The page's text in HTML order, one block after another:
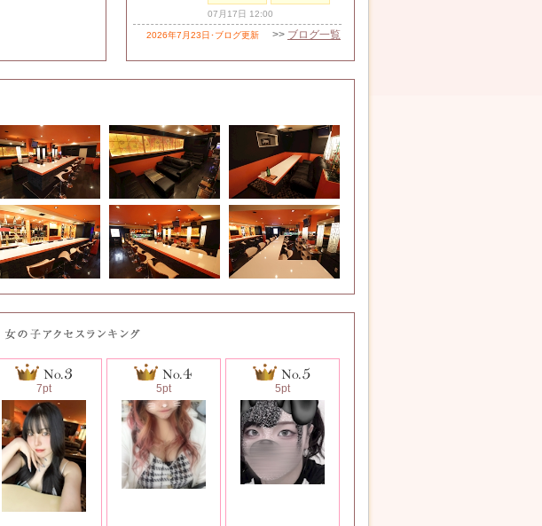
07月17日 12:00
2026年7月23日･ブログ更新 >> ブログ一覧
7pt 5pt 5pt